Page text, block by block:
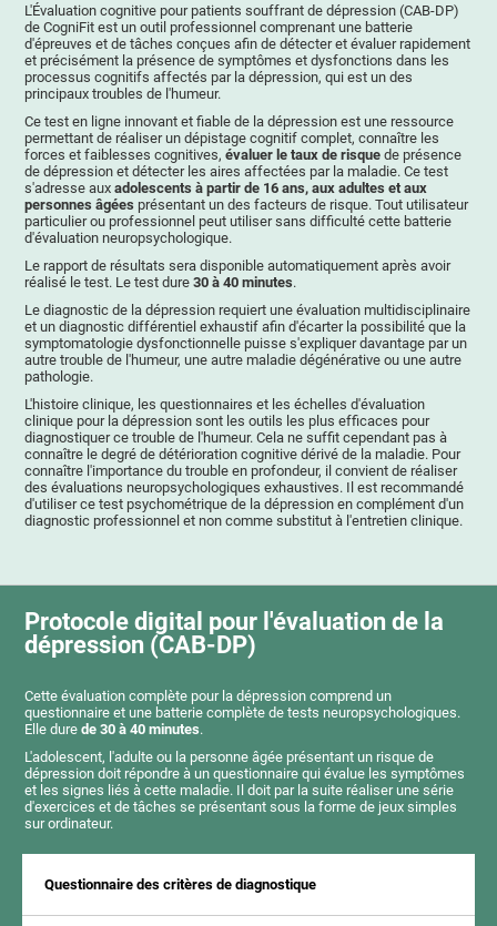
L'Évaluation cognitive pour patients souffrant de dépression (CAB-DP)
de CogniFit est un outil professionnel comprenant une batterie
d'épreuves et de tâches conçues afin de détecter et évaluer rapidement
et précisément la présence de symptômes et dysfonctions dans les
processus cognitifs affectés par la dépression, qui est un des
principaux troubles de l'humeur.
Ce test en ligne innovant et fiable de la dépression est une ressource
permettant de réaliser un dépistage cognitif complet, connaître les
forces et faiblesses cognitives,évaluer le taux de risque de présence
de dépression et détecter les aires affectées par la maladie. Ce test
s'adresse auxadolescents à partir de 16 ans, aux adultes et aux
personnes âgées présentant un des facteurs de risque. Tout utilisateur
particulier ou professionnel peut utiliser sans difficulté cette batterie
d'évaluation neuropsychologique.
Le rapport de résultats sera disponible automatiquement après avoir
réalisé le test. Le test dure30 à 40 minutes.
Le diagnostic de la dépression requiert une évaluation multidisciplinaire
et un diagnostic différentiel exhaustif afin d'écarter la possibilité que la
symptomatologie dysfonctionnelle puisse s'expliquer davantage par un
autre trouble de l'humeur, une autre maladie dégénérative ou une autre
pathologie.
L'histoire clinique, les questionnaires et les échelles d'évaluation
clinique pour la dépression sont les outils les plus efficaces pour
diagnostiquer ce trouble de l'humeur. Cela ne suffit cependant pas à
connaître le degré de détérioration cognitive dérivé de la maladie. Pour
connaître l'importance du trouble en profondeur, il convient de réaliser
des évaluations neuropsychologiques exhaustives. Il est recommandé
d'utiliser ce test psychométrique de la dépression en complément d'un
diagnostic professionnel et non comme substitut à l'entretien clinique.
Protocole digital pour l'évaluation de la
dépression (CAB-DP)
Cette évaluation complète pour la dépression comprend un
questionnaire et une batterie complète de tests neuropsychologiques.
Elle durede 30 à 40 minutes.
L'adolescent, l'adulte ou la personne âgée présentant un risque de
dépression doit répondre à un questionnaire qui évalue les symptômes
et les signes liés à cette maladie. Il doit par la suite réaliser une série
d'exercices et de tâches se présentant sous la forme de jeux simples
sur ordinateur.
Questionnaire des critères de diagnostique